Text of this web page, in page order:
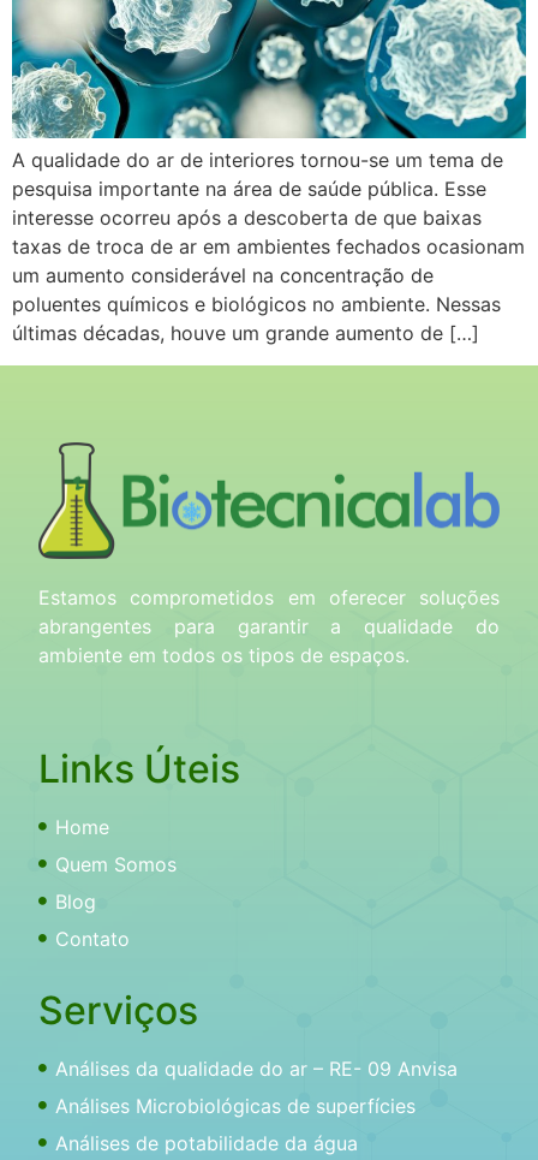
A qualidade do ar de interiores tornou-se um tema de
pesquisa importante na área de saúde pública. Esse
interesse ocorreu após a descoberta de que baixas
taxas de troca de ar em ambientes fechados ocasionam
um aumento considerável na concentração de
poluentes químicos e biológicos no ambiente. Nessas
últimas décadas, houve um grande aumento de […]
Estamos comprometidos em oferecer soluções
abrangentes para garantir a qualidade do
ambiente em todos os tipos de espaços.
Links Úteis
Home
Quem Somos
Blog
Contato
Serviços
Análises da qualidade do ar – RE- 09 Anvisa
Análises Microbiológicas de superfícies
Análises de potabilidade da água